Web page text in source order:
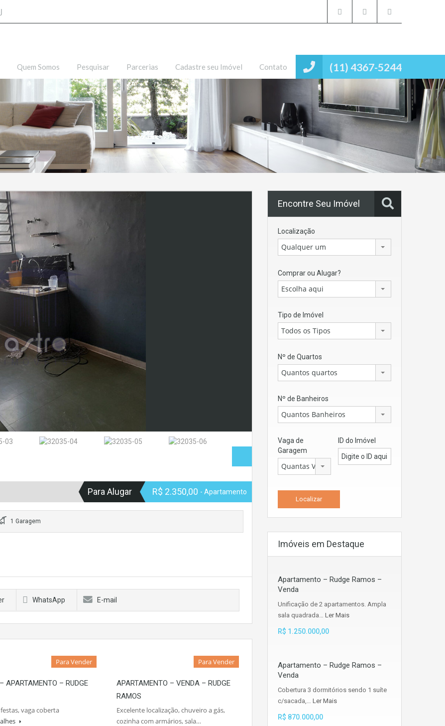
(11) 4367-5244
Quem Somos Pesquisar Parcerias Cadastre seu Imóvel Contato
Para Alugar R$ 2.350,00 - Apartamento
1 Garagem
WhatsApp E-mail
Para Vender
APARTAMENTO – RUDGE
vaga coberta
Para Vender
APARTAMENTO – VENDA – RUDGE
RAMOS
Excelente localização, chuveiro a gás,
cozinha com armários, sala…
Encontre Seu Imóvel
Localização
Qualquer um
Comprar ou Alugar?
Escolha aqui
Tipo de Imóvel
Todos os Tipos
Nº de Quartos
Quantos quartos
Nº de Banheiros
Quantos Banheiros
Vaga de
Garagem
Quantas Vagas
ID do Imóvel
Imóveis em Destaque
Apartamento – Rudge Ramos –
Venda
Unificação de 2 apartamentos. Ampla
sala quadrada… Ler Mais
R$ 1.250.000,00
Apartamento – Rudge Ramos –
Venda
Cobertura 3 dormitórios sendo 1 suíte
c/sacada,… Ler Mais
R$ 870.000,00